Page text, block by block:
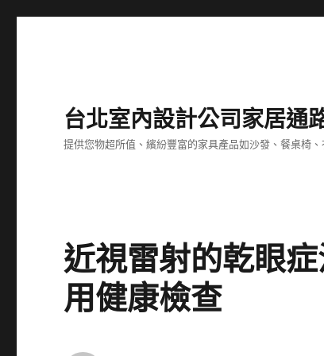
台北室內設計公司家居通
提供您物超所值、繽紛豐富的家具產品如沙發、餐桌椅
近視雷射的乾眼
用健康檢查